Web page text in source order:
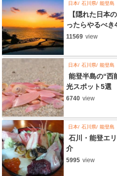
日本 石川県 能登島
【隠れた日本
ったらやるべき
11569 view
日本 石川県 能登島
能登半島の“西
光スポット5選
6740 view
日本 石川県 能登島
石川・能登エ
介
5995 view